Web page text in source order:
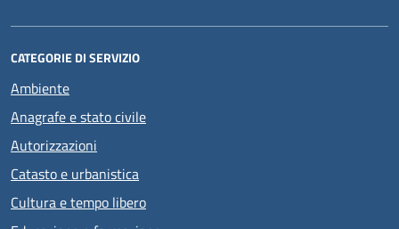
CATEGORIE DI SERVIZIO
Ambiente
Anagrafe e stato civile
Autorizzazioni
Catasto e urbanistica
Cultura e tempo libero